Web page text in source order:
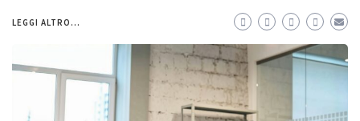
LEGGI ALTRO...